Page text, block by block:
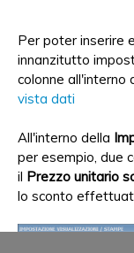
Per poter inserire
innanzitutto
colonne all'interno
vista dati
All'interno della
per esempio, due
il Prezzo unitario
lo sconto